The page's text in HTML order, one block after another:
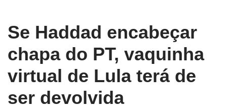
Se Haddad encabeçar
chapa do PT, vaquinha
virtual de Lula terá de
ser devolvida